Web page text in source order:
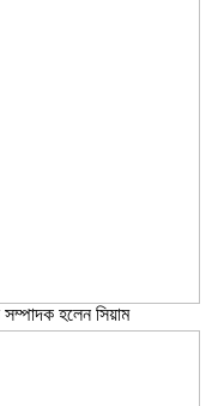
হলেন সিয়াম